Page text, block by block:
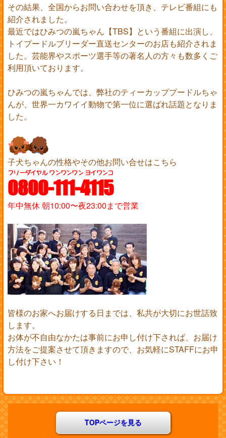
その結果、全国からお問い合わせを頂き、テレビ番組にも
紹介されました。
最近ではひみつの嵐ちゃん【TBS】という番組に出演し、
トイプードルブリーダー直送センターのお店も紹介されま
した。芸能界やスポーツ選手等の著名人の方々も数多くご
利用頂いております。
ひみつの嵐ちゃんでは、弊社のティーカッププードルちゃ
んが、世界一カワイイ動物で第一位に選ばれ話題となりま
した。
子犬ちゃんの性格やその他お問い合せはこちら
0800-111-4115
フリーダイヤル ワンワンワン ヨイワンコ
年中無休 朝10:00〜夜23:00まで営業
皆様のお家へお届けする日までは、私共が大切にお世話致
します。
お体が不自由なかたは事前にお申し付け下されば、お届け
方法をご提案させて頂きますので、お気軽にSTAFFにお申
し付け下さい！
TOPページを見る